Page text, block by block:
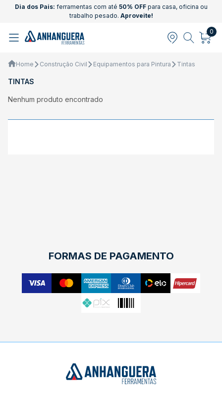
Dia dos Pais: ferramentas com até 50% OFFpara casa, oficina ou
trabalho pesado. Aproveite!
0
Home Construção Civil Equipamentos para Pintura Tintas
TINTAS
Nenhum produto encontrado
FORMAS DE PAGAMENTO